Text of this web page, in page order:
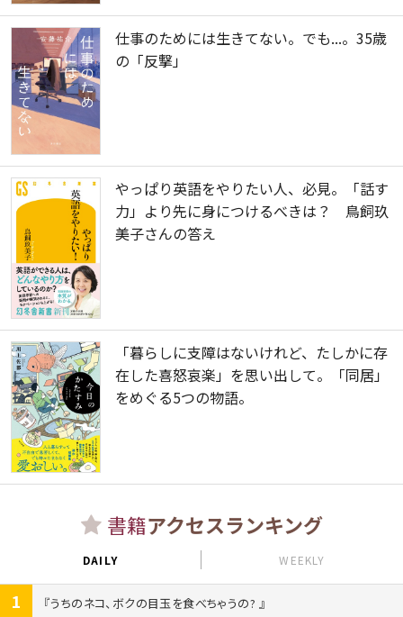
仕事のためには生きてない。でも...。35歳
の「反撃」
やっぱり英語をやりたい人、必見。「話す
力」より先に身につけるべきは？ 鳥飼玖
美子さんの答え
「暮らしに支障はないけれど、たしかに存
在した喜怒哀楽」を思い出して。「同居」
をめぐる5つの物語。
書籍アクセスランキング
DAILY WEEKLY
1
うちのネコ、ボクの目玉を食べちゃうの?